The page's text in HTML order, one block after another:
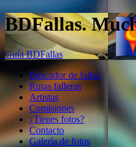
BDFallas.
Guía BDFallas
Buscador de fallas
Rutas falleras
Artistas
Comisiones
¿Tienes fotos?
Contacto
Galería de fotos